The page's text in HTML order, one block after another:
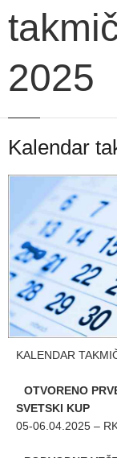
2025
Kalendar
KALENDAR
OTVORENO
SVETSKI KUP
05-06.04.2025 –